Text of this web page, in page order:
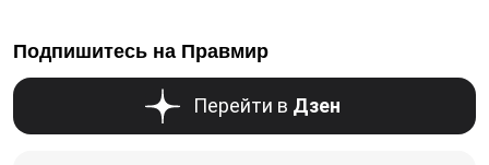
Подпишитесь на Правмир
Перейти в Дзен